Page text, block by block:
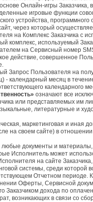
Онлайн-игры
игровые функции
устройства,
через который
на Комплекс Заказчика с
комплекс, используемый
на Сервисный номер
действие, совершенное
Запрос Пользователя на
- календарный месяц в
календарного
означают все
или представляемых им
литературные и
маркетинговая и иная
на своем сайте) в
любые документы и
Исполнитель может
на сайте
системы, среди
Отчетном периоде.
Оферты, Сервисной
Заказчиком дохода по
возникающих в связи со